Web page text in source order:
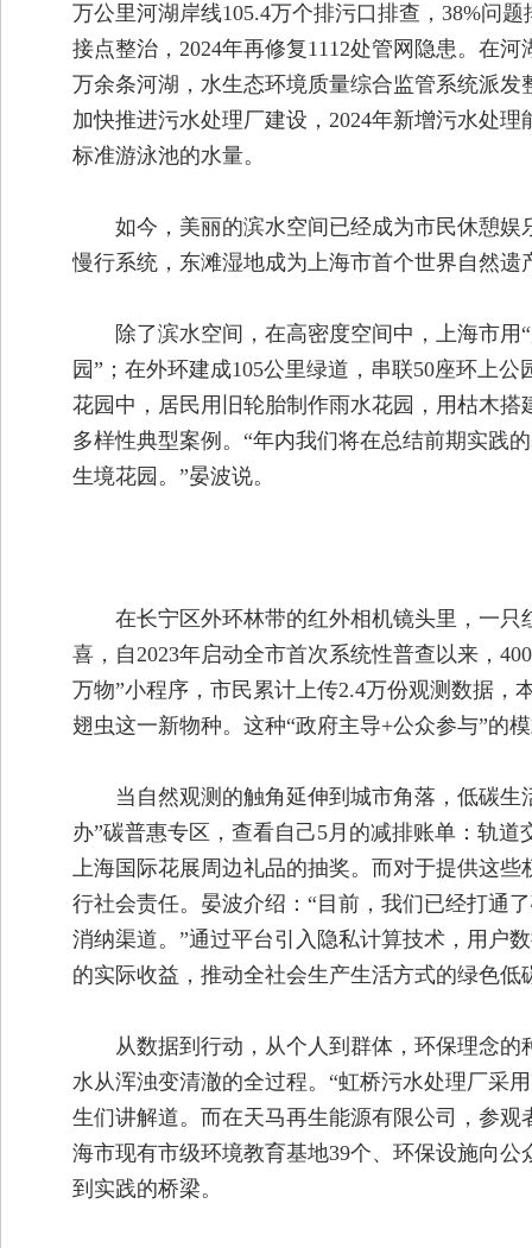
万公里河湖岸线105.4万个排污口排查，38%问
接点整治，2024年再修复1112处管网隐患。在
万余条河湖，水生态环境质量综合监管系统派
加快推进污水处理厂建设，2024年新增污水处
标准游泳池的水量。
如今，美丽的滨水空间已经成为市民休憩娱
慢行系统，东滩湿地成为上海市首个世界自然
除了滨水空间，在高密度空间中，上海市
园”；在外环建成105公里绿道，串联50座环上
花园中，居民用旧轮胎制作雨水花园，用枯木
多样性典型案例。“年内我们将在总结前期实践
生境花园。”晏波说。
在长宁区外环林带的红外相机镜头里，一
喜，自2023年启动全市首次系统性普查以来，
万物”小程序，市民累计上传2.4万份观测数据，
翅虫这一新物种。这种“政府主导+公众参与”的
当自然观测的触角延伸到城市角落，低碳
办”碳普惠专区，查看自己5月的减排账单：轨
上海国际花展周边礼品的抽奖。而对于提供这
行社会责任。晏波介绍：“目前，我们已经打通
消纳渠道。”通过平台引入隐私计算技术，用户
的实际收益，推动全社会生产生活方式的绿色低
从数据到行动，从个人到群体，环保理念
水从浑浊变清澈的全过程。“虹桥污水处理厂采
生们讲解道。而在天马再生能源有限公司，参
海市现有市级环境教育基地39个、环保设施向
到实践的桥梁。